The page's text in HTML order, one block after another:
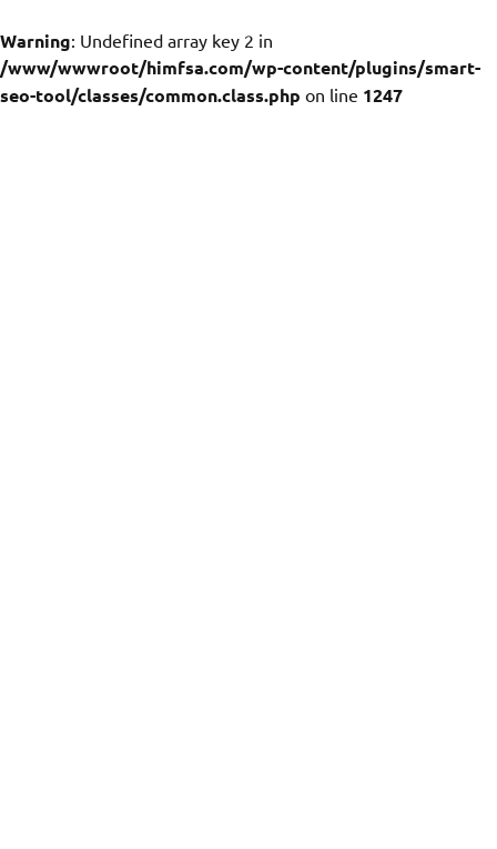
Warning: Undefined array key 2 in
/www/wwwroot/himfsa.com/wp-content/plugins/smart-
seo-tool/classes/common.class.php on line 1247